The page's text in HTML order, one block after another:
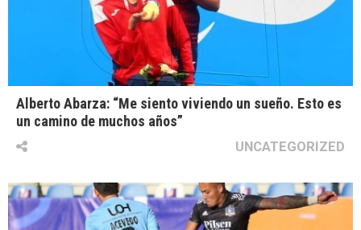
Alberto Abarza: “Me siento viviendo un sueño. Esto es
un camino de muchos años”
UNCATEGORIZED